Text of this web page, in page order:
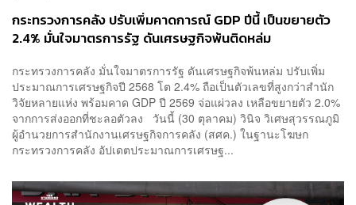
กระทรวงการคลัง ปรับเพิ่มคาดการณ์ GDP ปีนี้ เป็นขยายตัว
2.4% มั่นใจมาตรการรัฐ ดันเศรษฐกิจพ้นติดหล่ม
กระทรวงการคลัง มั่นใจมาตรการรัฐ ดันเศรษฐกิจพ้นหล่ม ปรับเพิ่ม
ประมาณการเศรษฐกิจปี 2568 โต 2.4% ถือเป็นตัวเลขที่สูงกว่าสำนัก
วิจัยหลายแห่ง พร้อมคาด GDP ปี 2569 จ่อแผ่วลง เหลือขยายตัว 2.0%
จากการส่งออกที่ชะลอตัวลง วันนี้ (30 ตุลาคม) วินิจ วิเศษสุวรรณภูมิ
ผู้อำนวยการสำนักงานเศรษฐกิจการคลัง (สศค.) ในฐานะโฆษก
กระทรวงการคลัง อัปเดตประมาณการเศรษฐ...